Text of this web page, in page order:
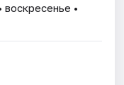
воскресенье •